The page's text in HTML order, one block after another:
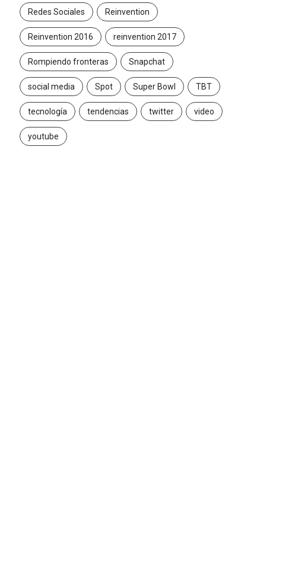
Redes Sociales Reinvention
Reinvention 2016 reinvention 2017
Rompiendo fronteras Snapchat
social media Spot Super Bowl TBT
tecnología tendencias twitter video
youtube